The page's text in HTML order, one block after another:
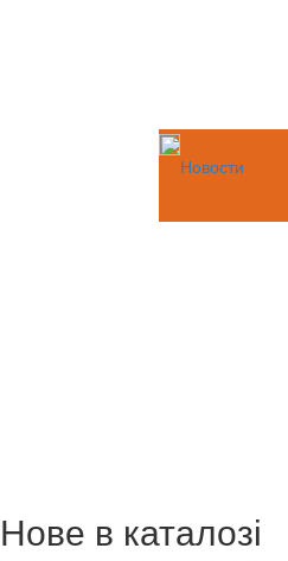
Новости
Нове в каталозі